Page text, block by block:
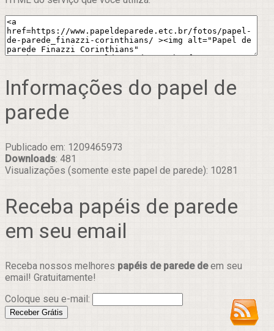
Informações do papel de
parede
Publicado em: 1209465973
Downloads: 481
Visualizações (somente este papel de parede): 10281
Receba papéis de parede
em seu email
Receba nossos melhores papéis de parede deem seu
email! Gratuitamente!
Coloque seu e-mail: